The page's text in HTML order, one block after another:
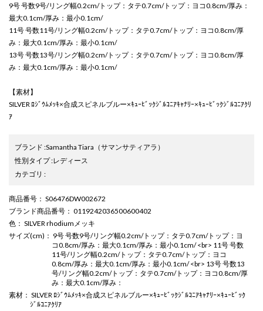
9号 号数9号/リング幅0.2cm/トップ：タテ0.7cm/トップ：ヨコ0.8cm/厚み：
最大0.1cm/厚み：最小0.1cm/
11号 号数11号/リング幅0.2cm/トップ：タテ0.7cm/トップ：ヨコ0.8cm/厚
み：最大0.1cm/厚み：最小0.1cm/
13号 号数13号/リング幅0.2cm/トップ：タテ0.7cm/トップ：ヨコ0.8cm/厚
み：最大0.1cm/厚み：最小0.1cm/
【素材】
SILVER ﾛｼﾞｳﾑﾒｯｷ×合成スピネルブルー×ｷｭｰﾋﾞｯｸｼﾞﾙｺﾆｱｷｬﾅﾘｰ×ｷｭｰﾋﾞｯｸｼﾞﾙｺﾆｱｸﾘ
ｱ
ブランド :Samantha Tiara （サマンサティアラ）
性別タイプ:レディース
カテゴリ :
商品番号 ： S06476DW002672
ブランド商品番号 ： 0119242036500600402
色 ： SILVER rhodiumメッキ
サイズ(cm) ： 9号 号数9号/リング幅0.2cm/トップ：タテ0.7cm/トップ：ヨ
コ0.8cm/厚み：最大0.1cm/厚み：最小0.1cm/ <br> 11号 号数
11号/リング幅0.2cm/トップ：タテ0.7cm/トップ：ヨコ
0.8cm/厚み：最大0.1cm/厚み：最小0.1cm/ <br> 13号 号数13
号/リング幅0.2cm/トップ：タテ0.7cm/トップ：ヨコ0.8cm/厚
み：最大0.1cm/厚み：
素材 ： SILVER ﾛｼﾞｳﾑﾒｯｷ×合成スピネルブルー×ｷｭｰﾋﾞｯｸｼﾞﾙｺﾆｱｷｬﾅﾘｰ×ｷｭｰﾋﾞｯｸ
ｼﾞﾙｺﾆｱｸﾘｱ